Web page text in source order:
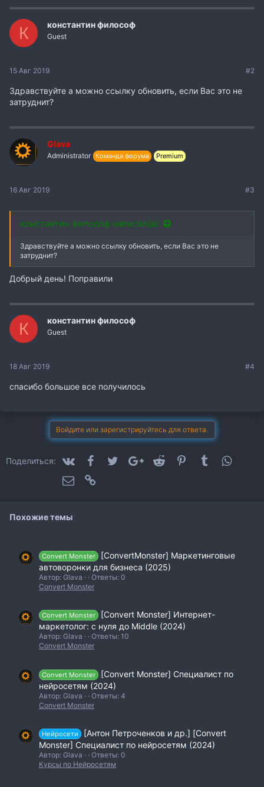
п
т
и
К константин философ
Guest
15 Авг 2019 #2
Здравствуйте а можно ссылку обновить, если Вас это не
затруднит?
Glava
Administrator Команда форума Premium
16 Авг 2019 #3
константин философ написал(а):
Здравствуйте а можно ссылку обновить, если Вас это не
затруднит?
Добрый день! Поправили
К константин философ
Guest
18 Авг 2019 #4
спасибо большое все получилось
Войдите или зарегистрируйтесь для ответа.
Поделиться: VK FacebookTwitterGoogle+Reddit PinterestTumblr
Электронная почта
Похожие темы
Convert Monster
[ConvertMonster] Маркетинговые
автоворонки для бизнеса (2025)
Автор: Glava
Ответы: 0
Convert Monster
Convert Monster
[Convert Monster] Интернет-
маркетолог: с нуля до Middle (2024)
Автор: Glava
Ответы: 10
Convert Monster
Convert Monster
[Convert Monster] Специалист по
нейросетям (2024)
Автор: Glava
Ответы: 4
Convert Monster
Нейросети
[Антон Петроченков и др.] [Convert
Monster] Специалист по нейросетям (2024)
Автор: Glava
Ответы: 0
Курсы по Нейросетям